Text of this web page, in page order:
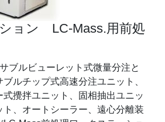
ョン LC-Mass.用前処
ブルビューレット式微量分注と
ルチップ式高速分注ユニット、
攪拌ユニット、固相抽出ユニッ
ト、オートシーラー、遠心分離装